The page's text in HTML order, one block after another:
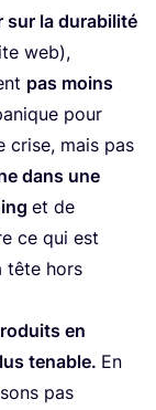
sur la dura­bi­li­té
web),
pas moins
pour
crise, mais pas
dans une
et de
ce qui est
tête hors
en
tenable. En
pas